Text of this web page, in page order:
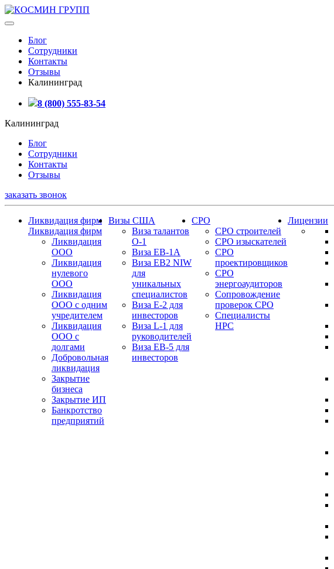
Блог
Сотрудники
Контакты
Отзывы
Калининград
8 (800) 555-83-54
Калининград
Блог
Сотрудники
Контакты
Отзывы
заказать звонок
Ликвидация фирм
Ликвидация фирм
Ликвидация
ООО
Ликвидация
нулевого
ООО
Ликвидация
ООО с одним
учредителем
Ликвидация
ООО с
долгами
Добровольная
ликвидация
Закрытие
бизнеса
Закрытие ИП
Банкротство
предприятий
Визы США
Виза талантов
О-1
Виза EB-1A
Виза EB2 NIW
для
уникальных
специалистов
Виза E-2 для
инвесторов
Виза L-1 для
руководителей
Виза EB-5 для
инвесторов
СРО
СРО строителей
СРО изыскателей
СРО
проектировщиков
СРО
энергоаудиторов
Сопровождение
проверок СРО
Специалисты
НРС
Лицензии